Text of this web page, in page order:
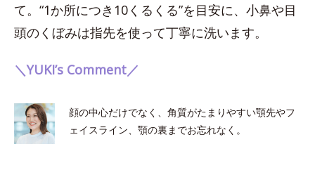
て。“1か所につき10くるくる”を目安に、小鼻や目
頭のくぼみは指先を使って丁寧に洗います。
＼YUKI’s Comment／
顔の中心だけでなく、角質がたまりやすい顎先やフ
ェイスライン、顎の裏までお忘れなく。